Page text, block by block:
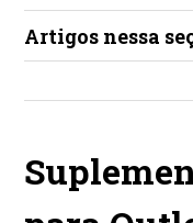
Artigos nessa